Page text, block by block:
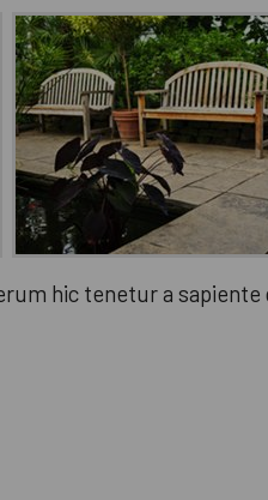
hic tenetur a sapiente